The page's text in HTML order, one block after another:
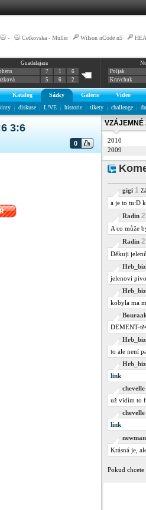
- Cetkovska - Muller| Wilson nCode n5
Guadalajara
7 1
6
5 6 2
Poljak
Kravchuk
Katalog Sázky Galerie Video
diskuse L!VE historie tikety challenge
3:6
0
VZÁJEMNÉ
2010
2009
gigi 1
a je to tu:D
Radin 2
A co může
Radin 2
Děkuji
jelenovi
kobyla ma
DEMENT-
to ale není
link
chevelle
už vidím to
chevelle
link
newman
Krásná je,
Pokud